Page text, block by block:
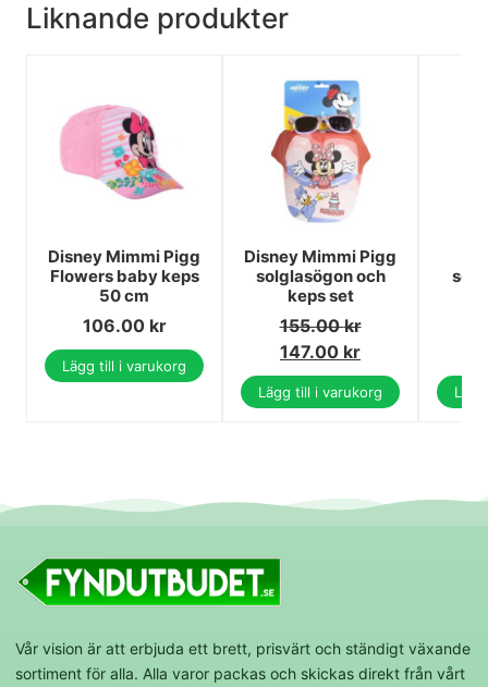
Liknande produkter
Disney Mimmi Pigg
Flowers baby keps
50 cm
106.00 kr
Lägg till i varukorg
Disney Mimmi Pigg
solglasögon och
keps set
155.00kr
147.00 kr
Lägg till i varukorg
Vår vision är att erbjuda ett brett, prisvärt och ständigt växande
sortiment för alla. Alla varor packas och skickas direkt från vårt